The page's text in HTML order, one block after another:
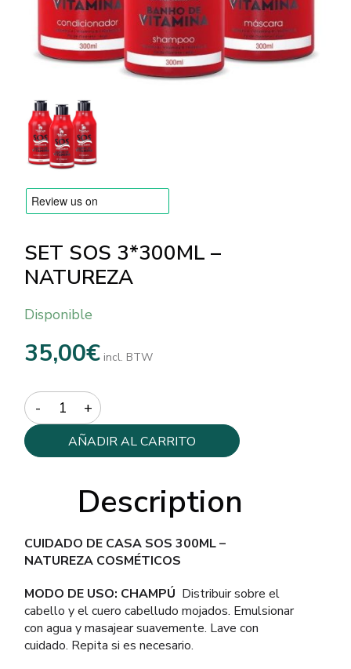
MARCAS
Preguntas frecuentes
Contacto
SET SOS 3*300ML –
NATUREZA
Disponible
35,00€ incl. BTW
Quantity
AÑADIR AL CARRITO
Description
CUIDADO DE CASA SOS 300ML –
NATUREZA COSMÉTICOS
MODO DE USO: CHAMPÚ Distribuir sobre el
cabello y el cuero cabelludo mojados. Emulsionar
con agua y masajear suavemente. Lave con
cuidado. Repita si es necesario.